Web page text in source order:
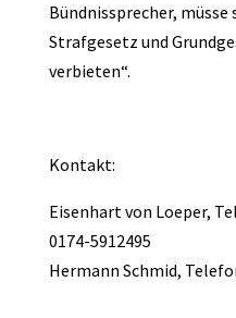
Bündnissprecher, müsse
Strafgesetz und
verbieten“.
Kontakt:
Eisenhart von Loeper,
0174-5912495
Hermann Schmid,